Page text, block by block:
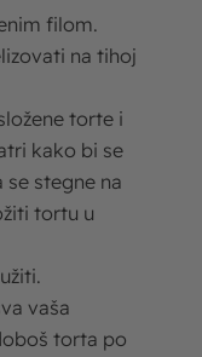
filom.
na tihoj
torte i
kako bi se
se stegne na
tortu u
vaša
torta po